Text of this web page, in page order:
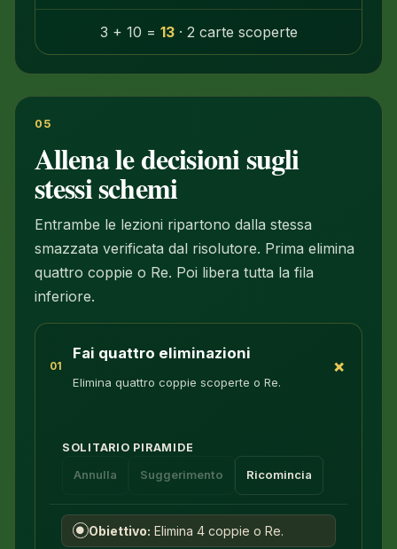
3 + 10 = 13· 2 carte scoperte
05
Allena le decisioni sugli
stessi schemi
Entrambe le lezioni ripartono dalla stessa
smazzata verificata dal risolutore. Prima elimina
quattro coppie o Re. Poi libera tutta la fila
inferiore.
01
Fai quattro eliminazioni
Elimina quattro coppie scoperte o Re.
+
SOLITARIO PIRAMIDE
Annulla Suggerimento Ricomincia
● Obiettivo: Elimina 4 coppie o Re.